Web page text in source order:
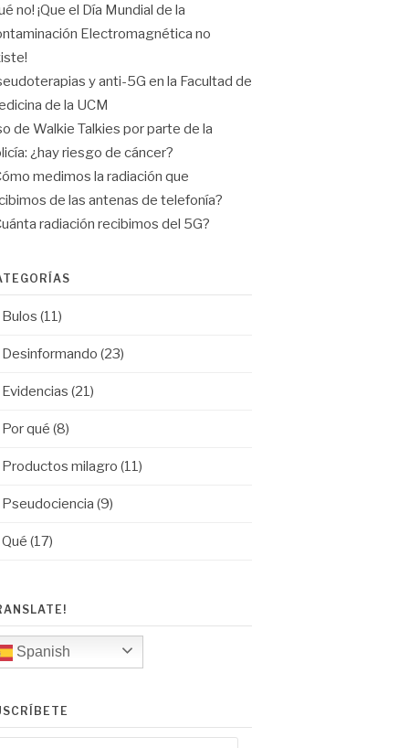
no! ¡Que el Día Mundial de la
Electromagnética no
y anti-5G en la Facultad de
de la UCM
de Walkie Talkies por parte de la
¿hay riesgo de cáncer?
medimos la radiación que
de las antenas de telefonía?
radiación recibimos del 5G?
Bulos (11)
Desinformando (23)
Evidencias (21)
Por qué (8)
Productos milagro (11)
Pseudociencia (9)
Qué (17)
Spanish